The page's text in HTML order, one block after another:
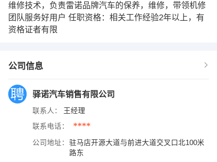
维修技术，负责雷诺品牌汽车的保养，维修，带领机修
团队服务好用户 任职资格：相关工作经验2年以上，有
资格证者有限
公司信息
驿诺汽车销售有限公司
联系人： 王经理
联系电话： ****
公司地址：
驻马店开源大道与前进大道交叉口北100米
路东